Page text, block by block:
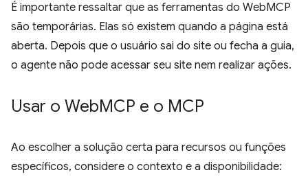
É importante ressaltar que as ferramentas do WebMCP
são temporárias. Elas só existem quando a página está
aberta. Depois que o usuário sai do site ou fecha a guia,
o agente não pode acessar seu site nem realizar ações.
Usar o WebMCP e o MCP
Ao escolher a solução certa para recursos ou funções
específicos, considere o contexto e a disponibilidade: